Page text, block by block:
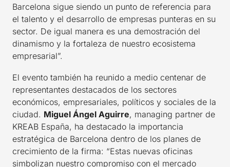
Barcelona sigue siendo un punto de referencia para
el talento y el desarrollo de empresas punteras en su
sector. De igual manera es una demostración del
dinamismo y la fortaleza de nuestro ecosistema
empresarial”.
El evento también ha reunido a medio centenar de
representantes destacados de los sectores
económicos, empresariales, políticos y sociales de la
ciudad. Miguel Ángel Aguirre, managing partner de
KREAB España, ha destacado la importancia
estratégica de Barcelona dentro de los planes de
crecimiento de la firma: “Estas nuevas oficinas
simbolizan nuestro compromiso con el mercado